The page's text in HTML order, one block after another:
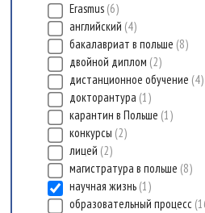
Erasmus 6
английский 4
бакалавриат в польше 8
двойной диплом 2
дистанционное обучение 4
докторантура 1
карантин в Польше 1
конкурсы 2
лицей 2
магистратура в польше 8
научная жизнь 1
образовательный процесс